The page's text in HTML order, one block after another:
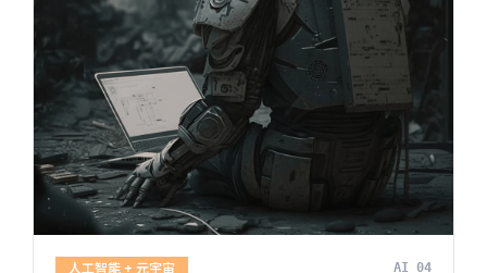
人工智能 + 元宇宙 AI_04